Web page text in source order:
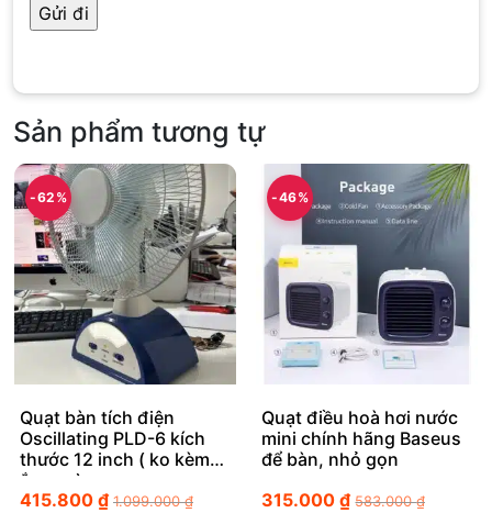
Sản phẩm tương tự
-62%
Quạt bàn tích điện
Oscillating PLD-6 kích
thước 12 inch ( ko kèm
ắc quy)
415.800 ₫ 1.099.000₫
-46%
Quạt điều hoà hơi nước
mini chính hãng Baseus
để bàn, nhỏ gọn
315.000₫ 583.000₫